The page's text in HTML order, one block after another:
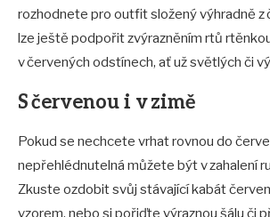
rozhodnete pro outfit složený výhradně z
lze ještě podpořit zvýrazněním rtů
v červených odstínech, ať už světlých či
S červenou i v zimě
Pokud se nechcete vrhat rovnou do
nepřehlédnutelná můžete být v zahalení
Zkuste ozdobit svůj stávající kabát
vzorem, nebo si pořiďte výraznou šálu či